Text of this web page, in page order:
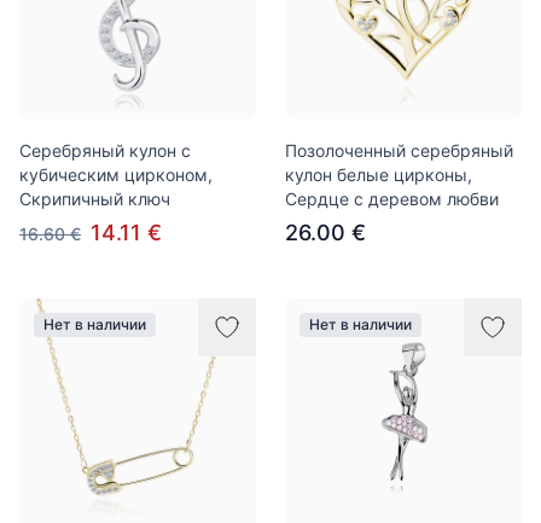
Серебряный кулон с
кубическим цирконом,
Скрипичный ключ
16.60 € 14.11 €
Позолоченный серебряный
кулон белые цирконы,
Сердце с деревом любви
26.00 €
Нет в наличии Нет в наличии